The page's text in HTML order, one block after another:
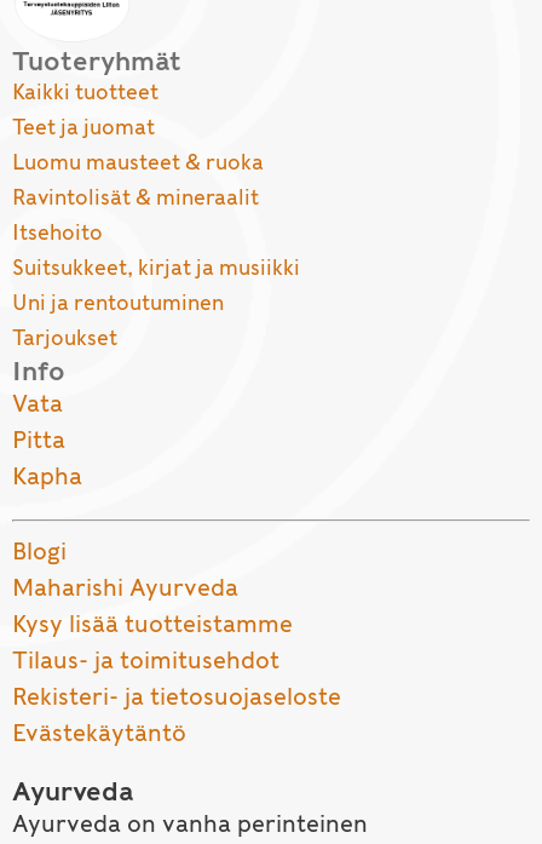
Tuoteryhmät
Kaikki tuotteet
Teet ja juomat
Luomu mausteet & ruoka
Ravintolisät & mineraalit
Itsehoito
Suitsukkeet, kirjat ja musiikki
Uni ja rentoutuminen
Tarjoukset
Info
Vata
Pitta
Kapha
Blogi
Maharishi Ayurveda
Kysy lisää tuotteistamme
Tilaus- ja toimitusehdot
Rekisteri- ja tietosuojaseloste
Evästekäytäntö
Ayurveda
Ayurveda on vanha perinteinen